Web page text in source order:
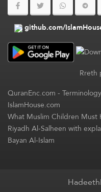
github.com/
Rreth
QuranEnc.com-
IslamHouse.com
What Muslim Children Must
Riyadh Al-Salheen with
Bayan Al-Islam